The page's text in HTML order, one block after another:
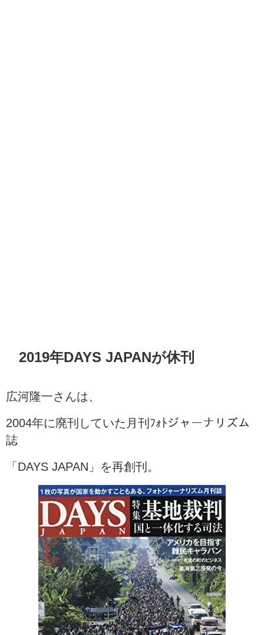
2019年DAYS JAPANが休刊
広河隆一さんは、
2004年に廃刊していた月刊ﾌｫﾄジャーナリズム
誌
「DAYS JAPAN」を再創刊。